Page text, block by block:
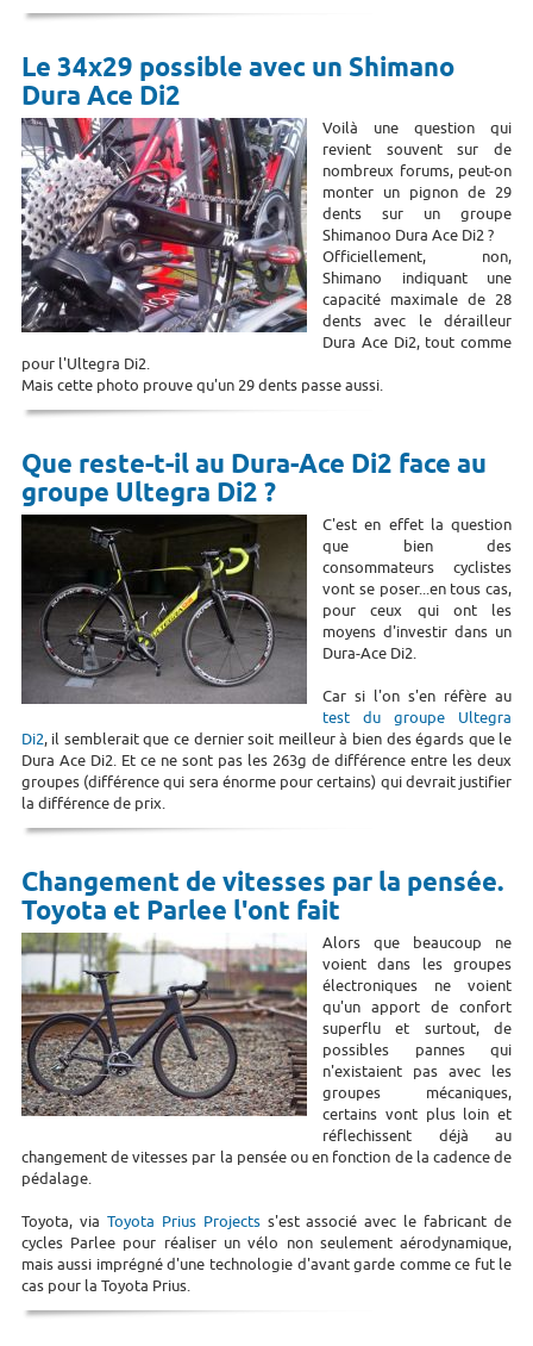
Le 34x29 possible avec un Shimano
Dura Ace Di2
Voilà une question qui
revient souvent sur de
nombreux forums, peut-on
monter un pignon de 29
dents sur un groupe
Shimanoo Dura Ace Di2 ?
Officiellement, non,
Shimano indiquant une
capacité maximale de 28
dents avec le dérailleur
Dura Ace Di2, tout comme
pour l'Ultegra Di2.
Mais cette photo prouve qu'un 29 dents passe aussi.
Que reste-t-il au Dura-Ace Di2 face au
groupe Ultegra Di2 ?
C'est en effet la question
que bien des
consommateurs cyclistes
vont se poser...en tous cas,
pour ceux qui ont les
moyens d'investir dans un
Dura-Ace Di2.
Car si l'on s'en réfère au
test du groupe Ultegra
Di2, il semblerait que ce dernier soit meilleur à bien des égards que le
Dura Ace Di2. Et ce ne sont pas les 263g de différence entre les deux
groupes (différence qui sera énorme pour certains) qui devrait justifier
la différence de prix.
Changement de vitesses par la pensée.
Toyota et Parlee l'ont fait
Alors que beaucoup ne
voient dans les groupes
électroniques ne voient
qu'un apport de confort
superflu et surtout, de
possibles pannes qui
n'existaient pas avec les
groupes mécaniques,
certains vont plus loin et
réflechissent déjà au
changement de vitesses par la pensée ou en fonction de la cadence de
pédalage.
Toyota, via Toyota Prius Projectss'est associé avec le fabricant de
cycles Parlee pour réaliser un vélo non seulement aérodynamique,
mais aussi imprégné d'une technologie d'avant garde comme ce fut le
cas pour la Toyota Prius.